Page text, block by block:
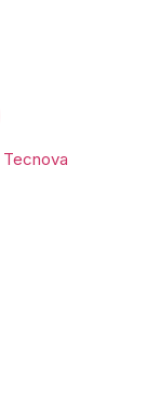
Tecnova